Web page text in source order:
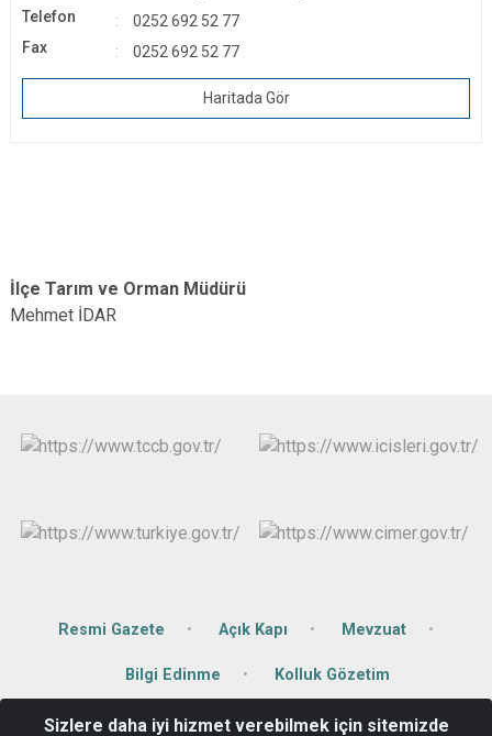
Telefon
0252 692 52 77
Fax
0252 692 52 77
Haritada Gör
İlçe Tarım ve Orman Müdürü
Mehmet İDAR
Resmi Gazete Açık Kapı Mevzuat
Bilgi Edinme Kolluk Gözetim
Merkez Mah. Sanayi Cad.No:3 Dalaman/MUĞLA
Sizlere daha iyi hizmet verebilmek için sitemizde